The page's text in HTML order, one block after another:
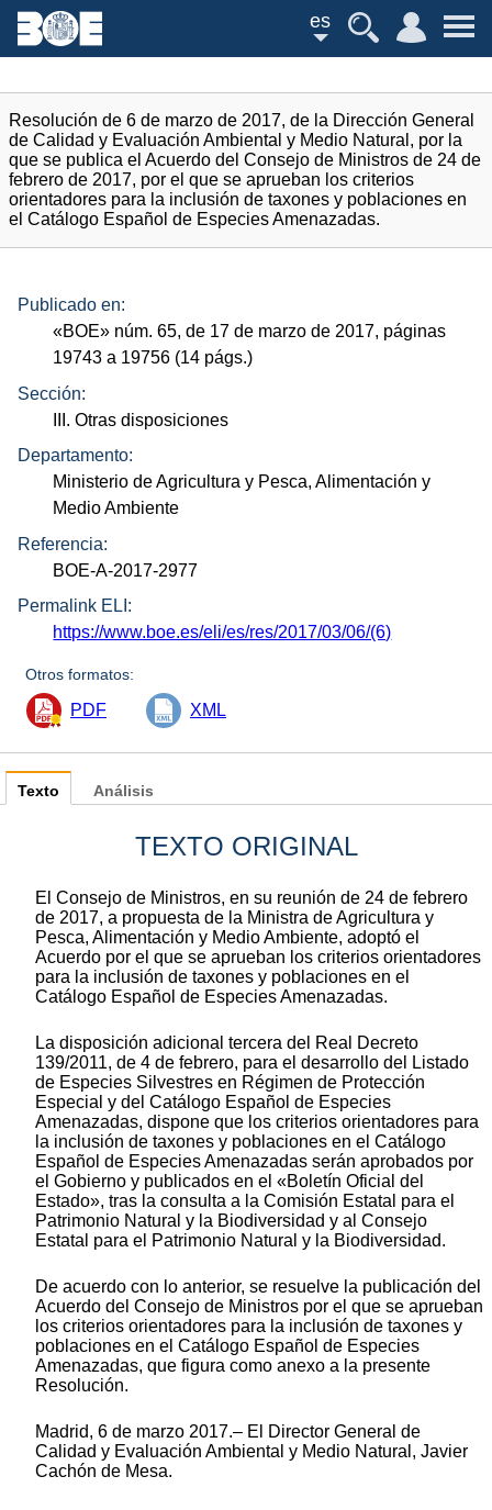
es
Resolución de 6 de marzo de 2017, de la Dirección General
de Calidad y Evaluación Ambiental y Medio Natural, por la
que se publica el Acuerdo del Consejo de Ministros de 24 de
febrero de 2017, por el que se aprueban los criterios
orientadores para la inclusión de taxones y poblaciones en
el Catálogo Español de Especies Amenazadas.
Publicado en:
«BOE» núm. 65, de 17 de marzo de 2017, páginas
19743 a 19756 (14 págs.)
Sección:
III. Otras disposiciones
Departamento:
Ministerio de Agricultura y Pesca, Alimentación y
Medio Ambiente
Referencia:
BOE-A-2017-2977
Permalink ELI:
https://www.boe.es/eli/es/res/2017/03/06/(6)
Otros formatos:
PDF XML
Texto
TEXTO ORIGINAL
El Consejo de Ministros, en su reunión de 24 de febrero
de 2017, a propuesta de la Ministra de Agricultura y
Pesca, Alimentación y Medio Ambiente, adoptó el
Acuerdo por el que se aprueban los criterios orientadores
para la inclusión de taxones y poblaciones en el
Catálogo Español de Especies Amenazadas.
La disposición adicional tercera del Real Decreto
139/2011, de 4 de febrero, para el desarrollo del Listado
de Especies Silvestres en Régimen de Protección
Especial y del Catálogo Español de Especies
Amenazadas, dispone que los criterios orientadores para
la inclusión de taxones y poblaciones en el Catálogo
Español de Especies Amenazadas serán aprobados por
el Gobierno y publicados en el «Boletín Oficial del
Estado», tras la consulta a la Comisión Estatal para el
Patrimonio Natural y la Biodiversidad y al Consejo
Estatal para el Patrimonio Natural y la Biodiversidad.
De acuerdo con lo anterior, se resuelve la publicación del
Acuerdo del Consejo de Ministros por el que se aprueban
los criterios orientadores para la inclusión de taxones y
poblaciones en el Catálogo Español de Especies
Amenazadas, que figura como anexo a la presente
Resolución.
Madrid, 6 de marzo 2017.– El Director General de
Calidad y Evaluación Ambiental y Medio Natural, Javier
Cachón de Mesa.
Análisis